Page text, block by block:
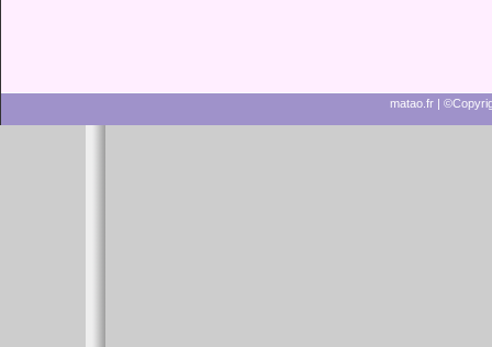
matao.fr|